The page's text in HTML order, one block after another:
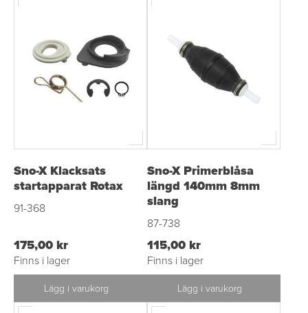
Sno-X Klacksats
startapparat Rotax
91-368
175,00 kr
Finns i lager
Lägg i varukorg
Sno-X Primerblåsa
längd 140mm 8mm
slang
87-738
115,00 kr
Finns i lager
Lägg i varukorg